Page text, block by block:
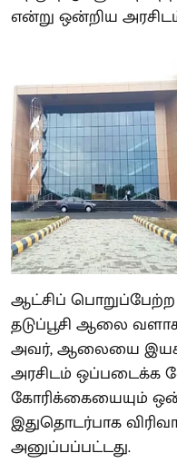
என்று ஒன்றிய
ஆட்சிப்
தடுப்பூசி ஆலை
அவர், ஆலையை
அரசிடம் ஒப்படைக்க
கோரிக்கையையும்
இதுதொடர்பாக
அனுப்பப்பட்டது.